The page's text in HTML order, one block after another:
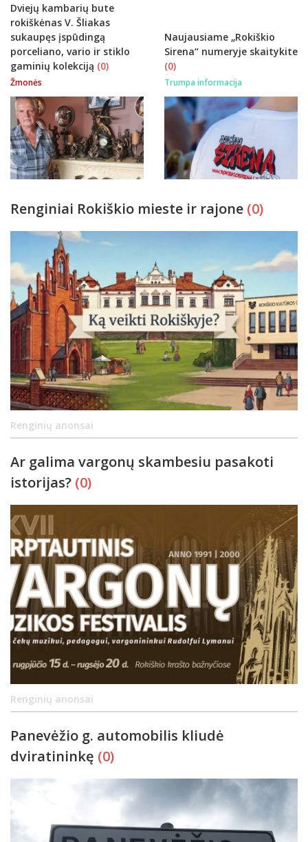
Dviejų kambarių bute
rokiškėnas V. Šliakas
sukaupęs įspūdingą
porceliano, vario ir stiklo
gaminių kolekciją (0)
Žmonės
Naujausiame „Rokiškio
Sirena“ numeryje skaitykite
(0)
Trumpa informacija
Renginiai Rokiškio mieste ir rajone (0)
Renginių anonsai
Ar galima vargonų skambesiu pasakoti
istorijas? (0)
Renginių anonsai
Panevėžio g. automobilis kliudė
dviratininkę (0)